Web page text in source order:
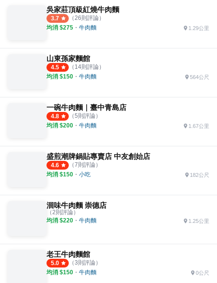
吳家莊頂級紅燒牛肉麵
3.7 （26則評論）
均消 $275 ・ 牛肉麵 1.29公里
山東孫家麵館
4.5 （ 14則評論）
均消 $150 ・ 牛肉麵 564公尺
一碗牛肉麵｜臺中青島店
4.8 （5則評論）
均消 $200 ・ 牛肉麵 1.67公里
盛煎潮牌鍋貼專賣店 中友創始店
4.6 （7則評論）
均消 $150 ・ 小吃 182公尺
洄味牛肉麵 崇德店
（2則評論）
均消 $220 ・ 牛肉麵 1.25公里
老王牛肉麵館
5.0 （3則評論）
均消 $150 ・ 牛肉麵 0公尺